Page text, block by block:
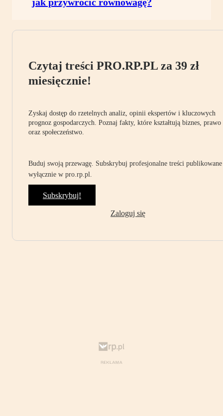
Czytaj treści PRO.RP.PL za 39 zł
miesięcznie!
Zyskaj dostęp do rzetelnych analiz, opinii ekspertów i kluczowych
prognoz gospodarczych. Poznaj fakty, które kształtują biznes, prawo
oraz społeczeństwo.
Buduj swoją przewagę. Subskrybuj profesjonalne treści publikowane
wyłącznie w pro.rp.pl.
Subskrybuj!
Zaloguj się